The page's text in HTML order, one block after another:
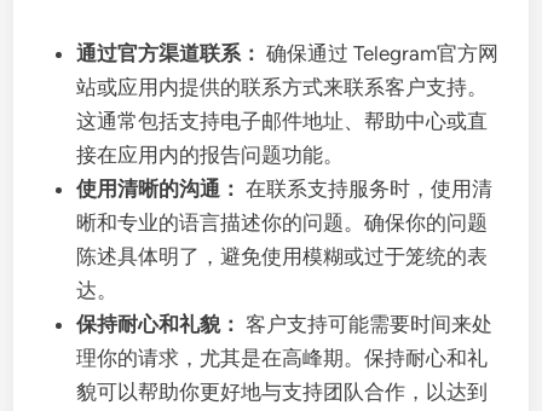
通过官方渠道联系： 确保通过 Telegram官方网
站或应用内提供的联系方式来联系客户支持。
这通常包括支持电子邮件地址、帮助中心或直
接在应用内的报告问题功能。
使用清晰的沟通： 在联系支持服务时，使用清
晰和专业的语言描述你的问题。确保你的问题
陈述具体明了，避免使用模糊或过于笼统的表
达。
保持耐心和礼貌： 客户支持可能需要时间来处
理你的请求，尤其是在高峰期。保持耐心和礼
貌可以帮助你更好地与支持团队合作，以达到